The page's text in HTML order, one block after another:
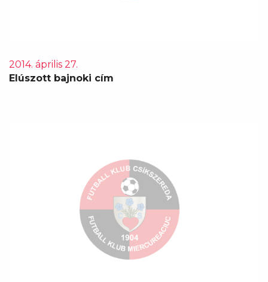
2014. április 27.
Elúszott bajnoki cím